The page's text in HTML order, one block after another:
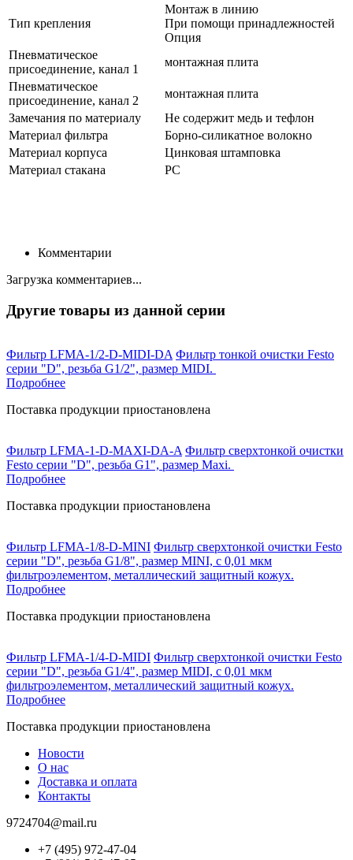
Тип крепления
Монтаж в линию
При помощи принадлежностей
Опция
Пневматическое
присоединение, канал 1
монтажная плита
Пневматическое
присоединение, канал 2
монтажная плита
Замечания по материалу
Не содержит медь и тефлон
Материал фильтра
Борно-силикатное волокно
Материал корпуса
Цинковая штамповка
Материал стакана
PC
Комментарии
Загрузка комментариев...
Другие товары из данной серии
Фильтр LFMA-1/2-D-MIDI-DA Фильтр тонкой очистки Festo
серии "D", резьба G1/2", размер MIDI.
Подробнее
Поставка продукции приостановлена
Фильтр LFMA-1-D-MAXI-DA-A Фильтр сверхтонкой очистки
Festo серии "D", резьба G1", размер Maxi.
Подробнее
Поставка продукции приостановлена
Фильтр LFMA-1/8-D-MINI Фильтр сверхтонкой очистки Festo
серии "D", резьба G1/8", размер MINI, с 0,01 мкм
фильтроэлементом, металлический защитный кожух.
Подробнее
Поставка продукции приостановлена
Фильтр LFMA-1/4-D-MIDI Фильтр сверхтонкой очистки Festo
серии "D", резьба G1/4", размер MIDI, с 0,01 мкм
фильтроэлементом, металлический защитный кожух.
Подробнее
Поставка продукции приостановлена
Новости
О нас
Доставка и оплата
Контакты
9724704@mail.ru
+7 (495) 972-47-04